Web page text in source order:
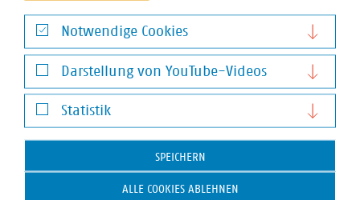
10115 Berlin
E-Mail:
info(at)vku(dot)de
VKU Angebote
VKU AKADEMIE
KOMMUNAL KANN
Notwendige Cookies
Notwendige Cookies
Darstellung von YouTube-Videos
Darstellung von YouTube-Videos
Statistik
Statistik
SPEICHERN
ALLE COOKIES ABLEHNEN